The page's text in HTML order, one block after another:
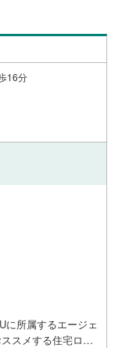
16分
に所属するエージェ
スメする住宅ロー